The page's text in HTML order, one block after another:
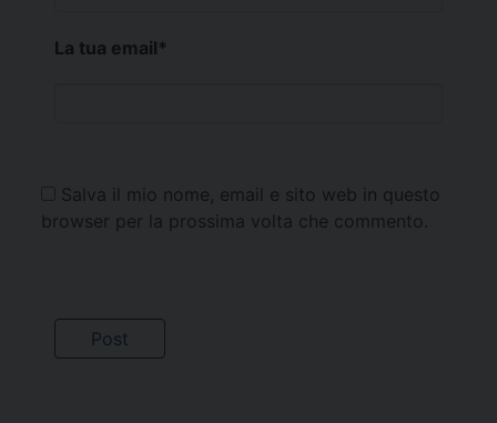
La tua email*
Salva il mio nome, email e sito web in questo
browser per la prossima volta che commento.